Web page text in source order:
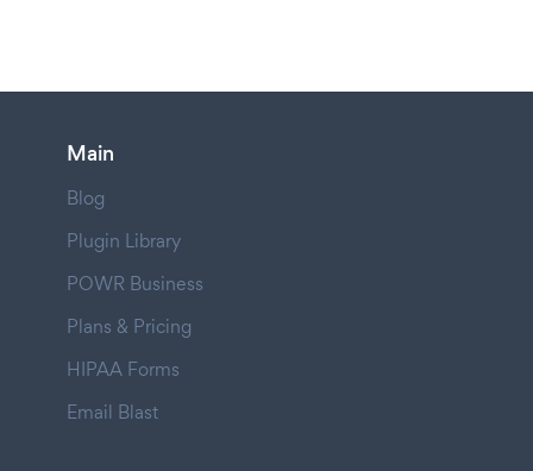
Main
Blog
Plugin Library
POWR Business
Plans & Pricing
HIPAA Forms
Email Blast